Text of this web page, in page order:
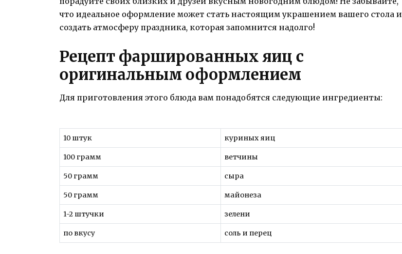
что идеальное оформление может стать настоящим украшением вашего стола и
создать атмосферу праздника, которая запомнится надолго!
Рецепт фаршированных яиц с
оригинальным оформлением
Для приготовления этого блюда вам понадобятся следующие ингредиенты:
10 штук куриных яиц
100 грамм ветчины
50 грамм сыра
50 грамм майонеза
1-2 штучки зелени
по вкусу соль и перец